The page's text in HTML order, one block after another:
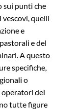
sui punti che
quelli
e
e del
A questo
specifiche,
o
operatori del
tutte figure